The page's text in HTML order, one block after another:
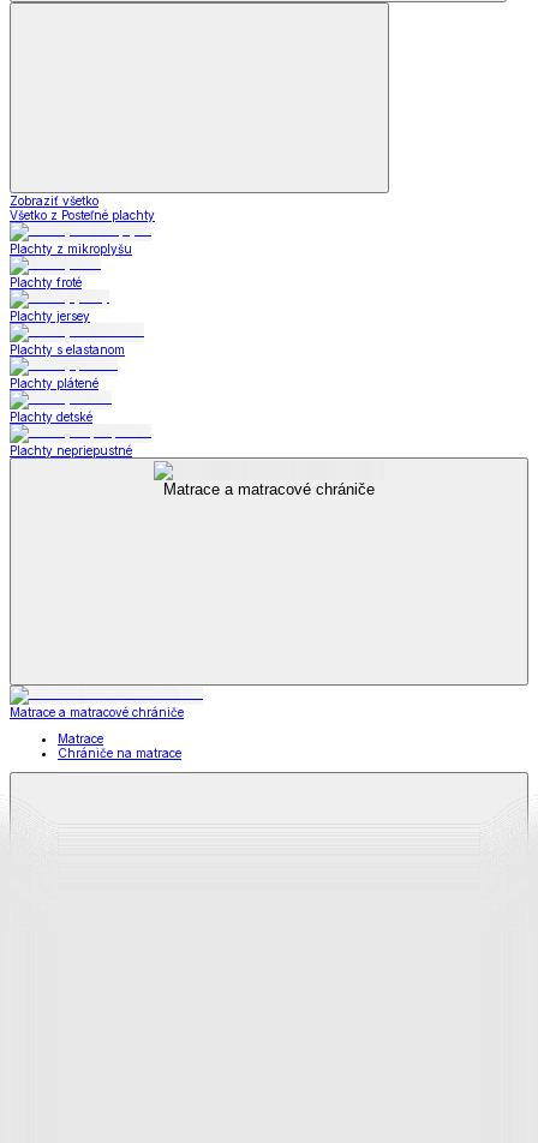
Zobraziť všetko
Všetko z Posteľné plachty
Plachty z mikroplyšu
Plachty froté
Plachty jersey
Plachty s elastanom
Plachty plátené
Plachty detské
Plachty nepriepustné
Matrace a matracové chrániče
Matrace a matracové chrániče
Matrace
Chrániče na matrace